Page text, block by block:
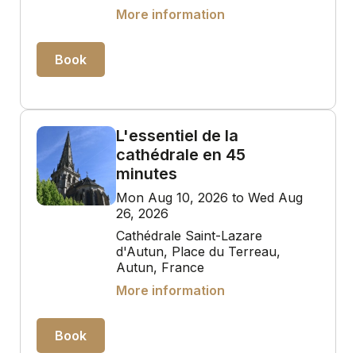
More information
Book
L'essentiel de la
cathédrale en 45
minutes
Mon Aug 10, 2026 to Wed Aug
26, 2026
Cathédrale Saint-Lazare
d'Autun, Place du Terreau,
Autun, France
More information
Book